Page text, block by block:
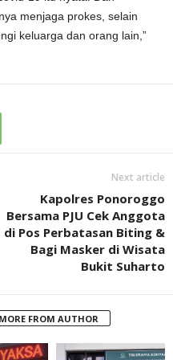
menjaga prokes, selain
keluarga dan orang lain,”
Next article
Kapolres Ponoroggo
Bersama PJU Cek Anggota
di Pos Perbatasan Biting &
Bagi Masker di Wisata
Bukit Suharto
MORE FROM AUTHOR